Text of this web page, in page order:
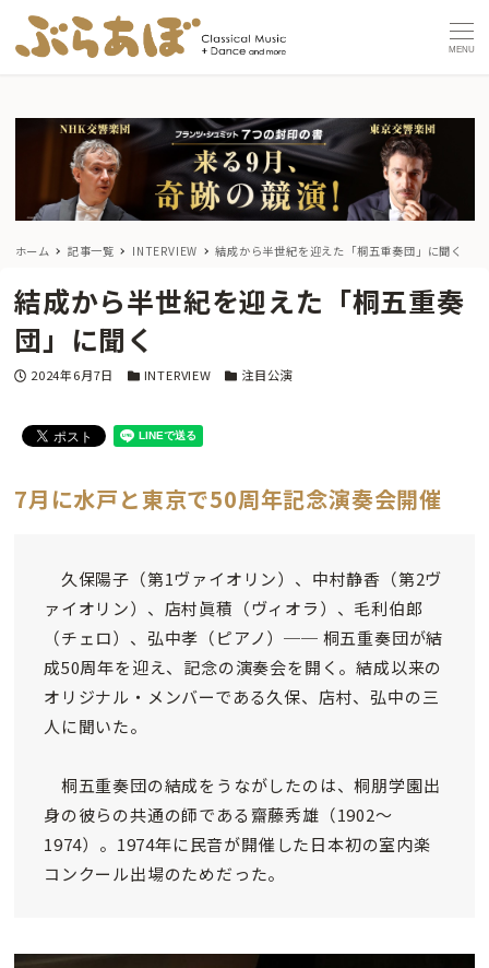
MENU
ホーム 記事一覧 INTERVIEW 結成から半世紀を迎えた「桐五重奏団」に聞く
結成から半世紀を迎えた「桐五重奏
団」に聞く
投稿日
2024年6月7日 カテゴリー
INTERVIEW カテゴリー
注目公演
7月に水戸と東京で50周年記念演奏会開催
久保陽子（第1ヴァイオリン）、中村静香（第2ヴ
ァイオリン）、店村眞積（ヴィオラ）、毛利伯郎
（チェロ）、弘中孝（ピアノ）── 桐五重奏団が結
成50周年を迎え、記念の演奏会を開く。結成以来の
オリジナル・メンバーである久保、店村、弘中の三
人に聞いた。
桐五重奏団の結成をうながしたのは、桐朋学園出
身の彼らの共通の師である齋藤秀雄（1902～
1974）。1974年に民音が開催した日本初の室内楽
コンクール出場のためだった。